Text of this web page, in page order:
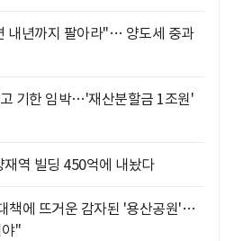
내년까지 팔아라"… 양도세 중과
기한 임박…'재산분할금 1조원'
재역 빌딩 450억에 내놨다
책에 뜨거운 감자된 '용산공원'…
"